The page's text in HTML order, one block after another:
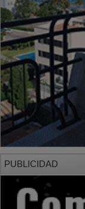
PUBLICIDAD